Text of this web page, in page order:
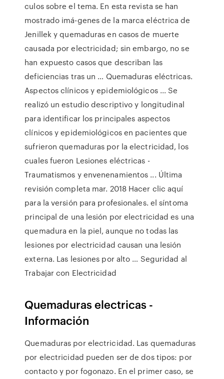
culos sobre el tema. En esta revista se han
mostrado imá-genes de la marca eléctrica de
Jenillek y quemaduras en casos de muerte
causada por electricidad; sin embargo, no se
han expuesto casos que describan las
deficiencias tras un … Quemaduras eléctricas.
Aspectos clínicos y epidemiológicos ... Se
realizó un estudio descriptivo y longitudinal
para identificar los principales aspectos
clínicos y epidemiológicos en pacientes que
sufrieron quemaduras por la electricidad, los
cuales fueron Lesiones eléctricas -
Traumatismos y envenenamientos ... Última
revisión completa mar. 2018 Hacer clic aquí
para la versión para profesionales. el síntoma
principal de una lesión por electricidad es una
quemadura en la piel, aunque no todas las
lesiones por electricidad causan una lesión
externa. Las lesiones por alto … Seguridad al
Trabajar con Electricidad
Quemaduras electricas -
Información
Quemaduras por electricidad. Las quemaduras
por electricidad pueden ser de dos tipos: por
contacto y por fogonazo. En el primer caso, se